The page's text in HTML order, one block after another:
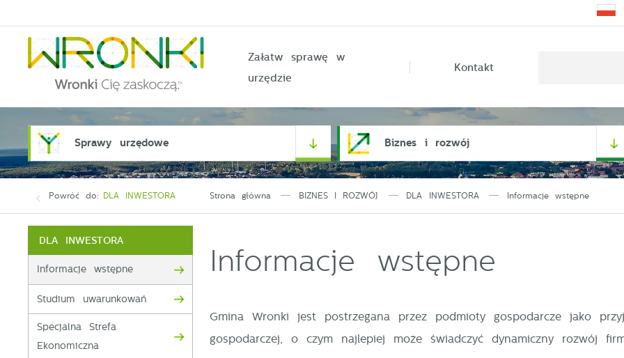
Załatw sprawę w
urzędzie
Kontakt
Sprawy urzędowe Biznes i rozwój
Powróć do: DLA INWESTORA Strona główna BIZNES I ROZWÓJ DLA INWESTORA Informacje wstępne
DLA INWESTORA
Informacje wstępne
Studium uwarunkowań
Specjalna Strefa
Ekonomiczna
Informacje wstępne
Gmina Wronki jest postrzegana przez podmioty gospodarcze jako
gospodarczej, o czym najlepiej może świadczyć dynamiczny rozwój